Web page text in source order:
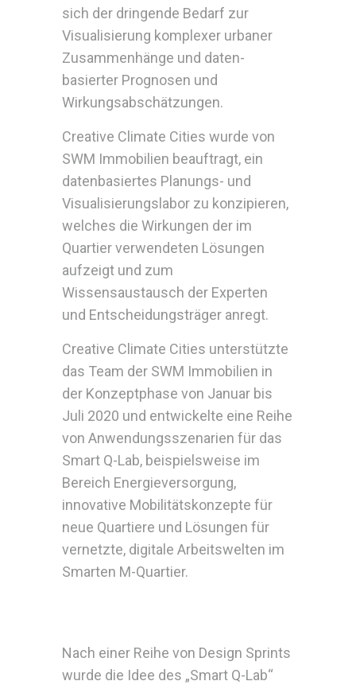
sich der dringende Bedarf zur
Visualisierung komplexer urbaner
Zusammenhänge und daten-
basierter Prognosen und
Wirkungsabschätzungen.
Creative Climate Cities wurde von
SWM Immobilien beauftragt, ein
datenbasiertes Planungs- und
Visualisierungslabor zu konzipieren,
welches die Wirkungen der im
Quartier verwendeten Lösungen
aufzeigt und zum
Wissensaustausch der Experten
und Entscheidungsträger anregt.
Creative Climate Cities unterstützte
das Team der SWM Immobilien in
der Konzeptphase von Januar bis
Juli 2020 und entwickelte eine Reihe
von Anwendungsszenarien für das
Smart Q-Lab, beispielsweise im
Bereich Energieversorgung,
innovative Mobilitätskonzepte für
neue Quartiere und Lösungen für
vernetzte, digitale Arbeitswelten im
Smarten M-Quartier.
Nach einer Reihe von Design Sprints
wurde die Idee des „Smart Q-Lab“